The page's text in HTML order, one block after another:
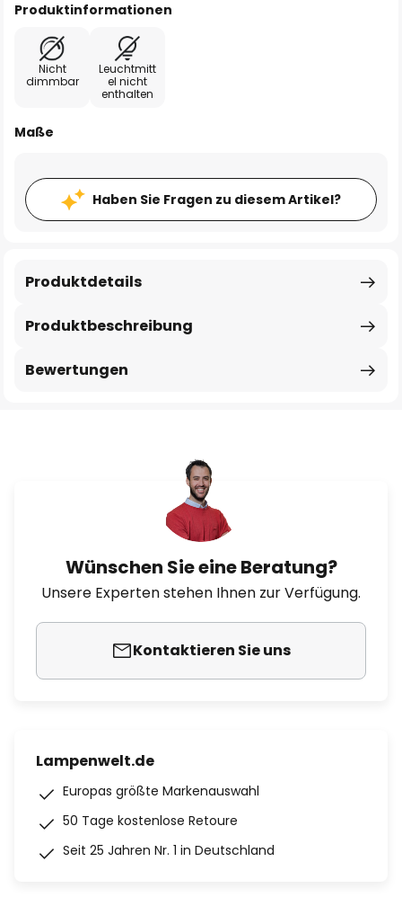
Produktinformationen
Nicht
dimmbar
Leuchtmitt
el nicht
enthalten
Maße
Haben Sie Fragen zu diesem Artikel?
Produktbeschreibung
Produktdetails
Bewertungen
Wünschen Sie eine Beratung?
Unsere Experten stehen Ihnen zur Verfügung.
Kontaktieren Sie uns
Lampenwelt.de
Europas größte Markenauswahl
50 Tage kostenlose Retoure
Seit 25 Jahren Nr. 1 in Deutschland